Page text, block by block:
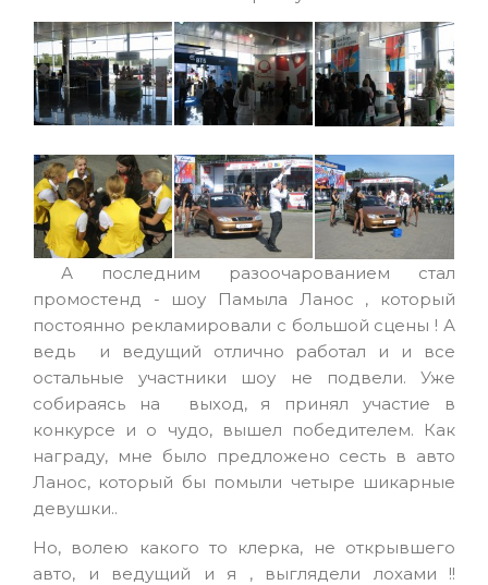
А последним разоочарованием стал
промостенд - шоу Памыла Ланос , который
постоянно рекламировали с большой сцены ! А
ведь и ведущий отлично работал и и все
остальные участники шоу не подвели. Уже
собираясь на выход, я принял участие в
конкурсе и о чудо, вышел победителем. Как
награду, мне было предложено сесть в авто
Ланос, который бы помыли четыре шикарные
девушки..
Но, волею какого то клерка, не открывшего
авто, и ведущий и я , выглядели лохами !!